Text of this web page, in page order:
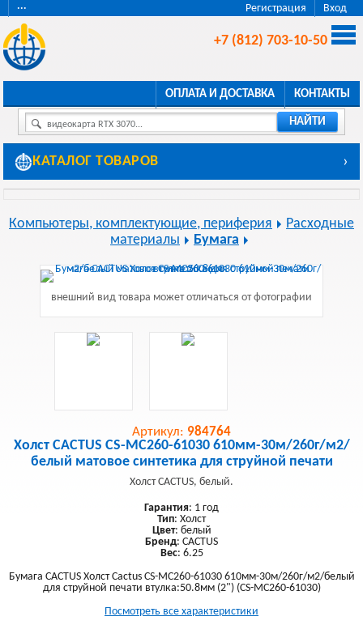
Регистрация Вход
···
+7 (812) 703-10-50
ОПЛАТА И ДОСТАВКА КОНТАКТЫ
видеокарта RTX 3070... НАЙТИ
КАТАЛОГ ТОВАРОВ ›
Компьютеры, комплектующие, периферия
Расходные
материалы
Бумага
внешний вид товара может отличаться от фотографии
Артикул: 984764
Холст CACTUS CS-MC260-61030 610мм-30м/260г/м2/
белый матовое синтетика для струйной печати
Холст CACTUS, белый.
Гарантия: 1 год
Тип: Холст
Цвет: белый
Бренд: CACTUS
Вес: 6.25
Бумага CACTUS Холст Cactus CS-MC260-61030 610мм-30м/260г/м2/белый
для струйной печати втулка:50.8мм (2") (CS-MC260-61030)
Посмотреть все характеристики